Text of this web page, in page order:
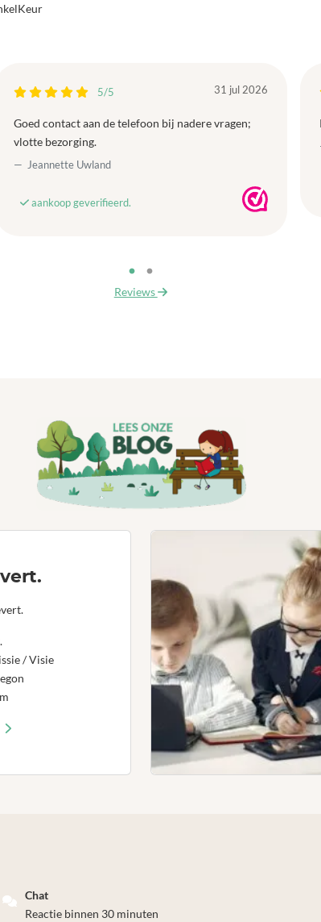
5/5 31 jul 2026
Goed contact aan de telefoon bij nadere vragen;
vlotte bezorging.
Jeannette Uwland
aankoop geverifieerd.
Reviews
/ Visie
Chat
Reactie binnen 30 minuten